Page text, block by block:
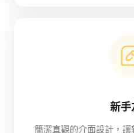
新手
簡潔直觀的介面設計，